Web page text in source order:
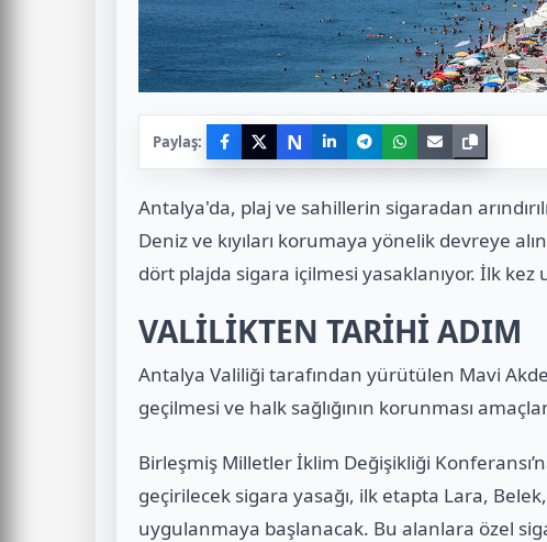
Paylaş: N
Antalya'da, plaj ve sahillerin sigaradan
Deniz ve kıyıları korumaya yönelik devreye
dört plajda sigara içilmesi yasaklanıyor. İlk kez
VALİLİKTEN TARİHİ ADIM
Antalya Valiliği tarafından yürütülen Mavi
geçilmesi ve halk sağlığının korunması
Birleşmiş Milletler İklim Değişikliği
geçirilecek sigara yasağı, ilk etapta Lara,
uygulanmaya başlanacak. Bu alanlara özel